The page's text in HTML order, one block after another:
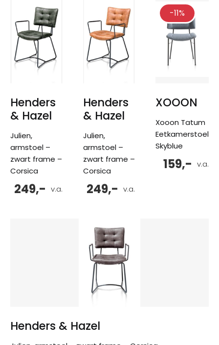
Henders
& Hazel
Julien,
armstoel –
zwart frame –
Corsica
v.a.
249,-
Henders
& Hazel
Julien,
armstoel –
zwart frame –
Corsica
v.a.
249,-
-11%
XOOON
Xooon Tatum
Eetkamerstoel
Skyblue
v.a.
159,-
Henders & Hazel